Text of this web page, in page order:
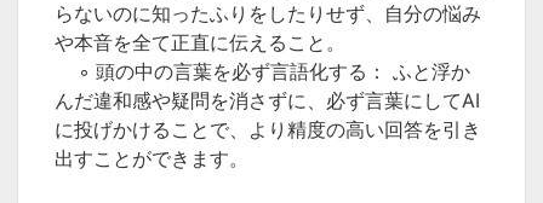
らないのに知ったふりをしたりせず、自分の悩み
や本音を全て正直に伝えること。
◦ 頭の中の言葉を必ず言語化する： ふと浮か
んだ違和感や疑問を消さずに、必ず言葉にしてAI
に投げかけることで、より精度の高い回答を引き
出すことができます。